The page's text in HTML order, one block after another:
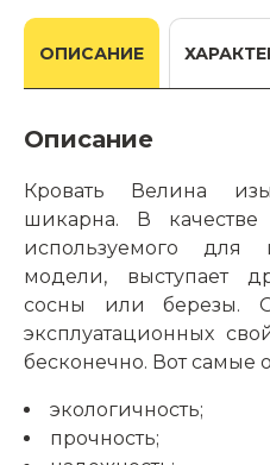
ОПИСАНИЕ
Описание
Кровать Велина
шикарна. В качестве
используемого для
модели, выступает
сосны или березы.
эксплуатационных
бесконечно. Вот самые
экологичность;
прочность;